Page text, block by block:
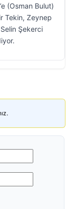
(Osman Bulut)
Tekin, Zeynep
Şekerci